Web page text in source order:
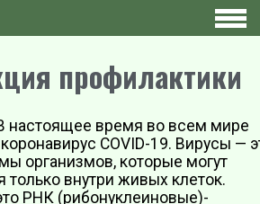
профилактики
настоящее время во всем мире
COVID-19. Вирусы —
организмов, которые могут
только внутри живых клеток.
РНК (рибонуклеиновые)-